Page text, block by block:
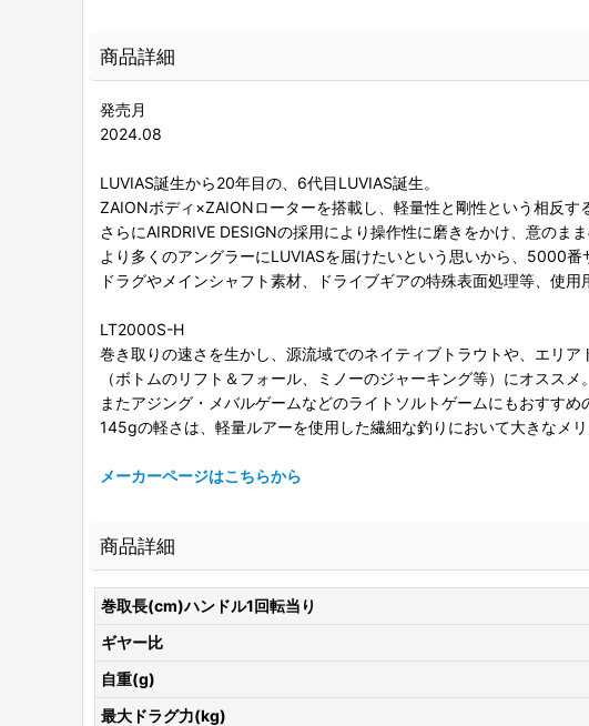
商品詳細
発売月
2024.08
LUVIAS誕生から20年目の、6代目LUVIAS誕生。
ZAIONボディ×ZAIONローターを搭載し、軽量性と剛性という相反す
さらにAIRDRIVE DESIGNの採用により操作性に磨きをかけ、意のま
より多くのアングラーにLUVIASを届けたいという思いから、5000
ドラグやメインシャフト素材、ドライブギアの特殊表面処理等、使用
LT2000S-H
巻き取りの速さを生かし、源流域でのネイティブトラウトや、エリア
（ボトムのリフト＆フォール、ミノーのジャーキング等）にオススメ。
またアジング・メバルゲームなどのライトソルトゲームにもおすすめ
145gの軽さは、軽量ルアーを使用した繊細な釣りにおいて大きなメリ
メーカーページはこちらから
商品詳細
巻取長(cm)ハンドル1回転当り
ギヤー比
自重(g)
最大ドラグ力(kg)